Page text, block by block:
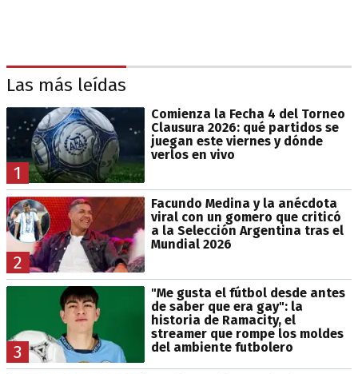
Las más leídas
1
Comienza la Fecha 4 del Torneo
Clausura 2026: qué partidos se
juegan este viernes y dónde
verlos en vivo
2
Facundo Medina y la anécdota
viral con un gomero que criticó
a la Selección Argentina tras el
Mundial 2026
3
"Me gusta el fútbol desde antes
de saber que era gay": la
historia de Ramacity, el
streamer que rompe los moldes
del ambiente futbolero